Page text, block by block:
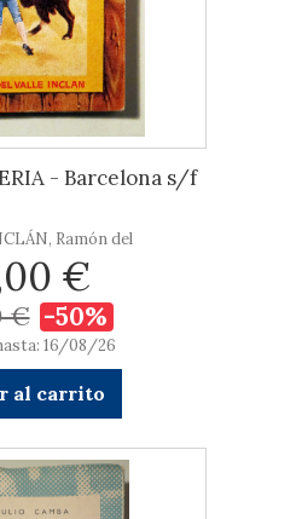
- Barcelona s/f
Ramón del
€
€ -50%
16/08/26
al carrito